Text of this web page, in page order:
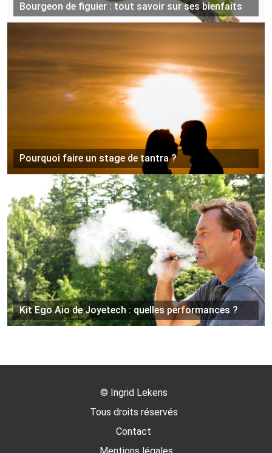
Bourgeon de figuier : tout savoir sur ses bienfaits
Pourquoi faire un stage de tantra ?
Kit Ego Aio de Joyetech : quelles performances ?
© Ingrid Lekens
Tous droits réservés
Contact